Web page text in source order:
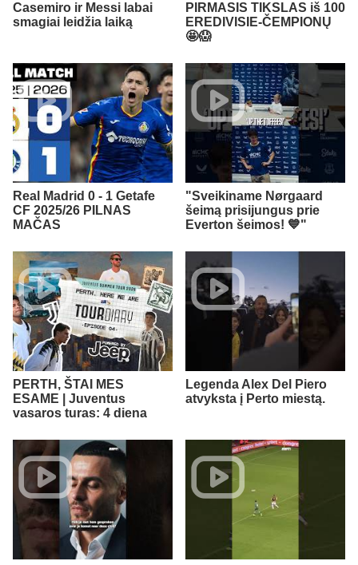
Casemiro ir Messi labai
smagiai leidžia laiką
PIRMASIS TIKSLAS iš 100
EREDIVISIE-ČEMPIONŲ
🤩😱
Real Madrid 0 - 1 Getafe
CF 2025/26 PILNAS
MAČAS
"Sveikiname Nørgaard
šeimą prisijungus prie
Everton šeimos! 💙"
PERTH, ŠTAI MES
ESAME | Juventus
vasaros turas: 4 diena
Legenda Alex Del Piero
atvyksta į Perto miestą.